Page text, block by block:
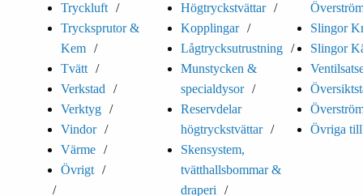
Tryckluft
Trycksprutor &
Kem
Tvätt
Verkstad
Verktyg
Vindor
Värme
Övrigt
Högtryckstvättar
Kopplingar
Lågtrycksutrustning
Munstycken &
specialdysor
Reservdelar
högtryckstvättar
Skensystem,
tvätthallsbommar &
draperi
Slingor
Slingor
Övriga